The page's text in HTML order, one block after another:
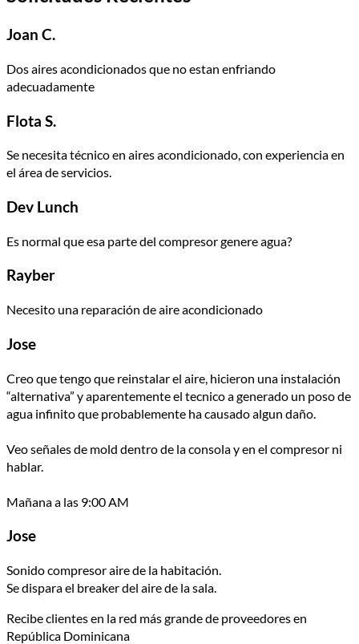
Joan C.
Dos aires acondicionados que no estan enfriando
adecuadamente
Flota S.
Se necesita técnico en aires acondicionado, con experiencia en
el área de servicios.
Dev Lunch
Es normal que esa parte del compresor genere agua?
Rayber
Necesito una reparación de aire acondicionado
Jose
Creo que tengo que reinstalar el aire, hicieron una instalación
“alternativa” y aparentemente el tecnico a generado un poso de
agua infinito que probablemente ha causado algun daño.
Veo señales de mold dentro de la consola y en el compresor ni
hablar.
Mañana a las 9:00 AM
Jose
Sonido compresor aire de la habitación.
Se dispara el breaker del aire de la sala.
Recibe clientes en la red más grande de proveedores en
República Dominicana